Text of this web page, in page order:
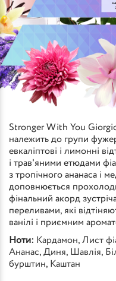
Stronger With You
належить до групи
евкаліптові і лимонні
і трав'яними етюдами
з тропічного ананаса і
доповнюється
фінальний акорд
переливами, які
ванілі і приємним
Ноти: Кардамон, Лист
Ананас, Диня, Шавлія,
бурштин, Каштан